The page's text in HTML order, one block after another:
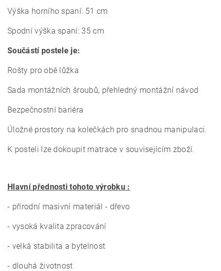
Výška horního spaní: 51 cm
Spodní výška spaní: 35 cm
Součástí postele je:
Rošty pro obě lůžka
Sada montážních šroubů, přehledný montážní návod
Bezpečnostní bariéra
Úložné prostory na kolečkách pro snadnou manipulaci.
K posteli lze dokoupit matrace v souvisejícím zboží.
Hlavní přednosti tohoto výrobku :
- přírodní masivní materiál - dřevo
- vysoká kvalita zpracování
- velká stabilita a bytelnost
- dlouhá životnost